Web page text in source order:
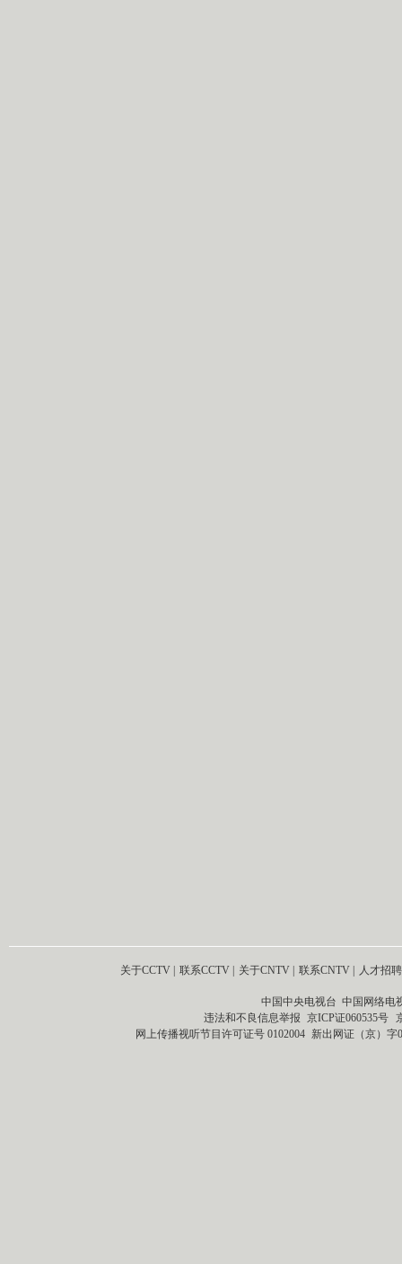
关于CCTV 联系CCTV 关于CNTV 联系CNTV 人才招聘
中国中央电视台 中国网络电
违法和不良信息举报 京ICP证060535号
网上传播视听节目许可证号 0102004 新出网证（京）